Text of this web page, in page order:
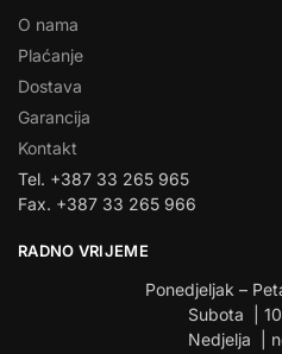
O nama
Plaćanje
Dostava
Garancija
Kontakt
Tel. +387 33 265 965
Fax. +387 33 265 966
RADNO VRIJEME
Ponedjeljak –
Subota |
Nedjelja |